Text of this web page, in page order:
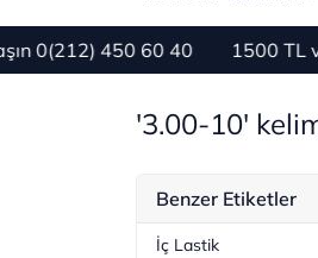
60 40 1500 TL ve Üzeri
'3.00-10'
Benzer Etiketler
İç Lastik